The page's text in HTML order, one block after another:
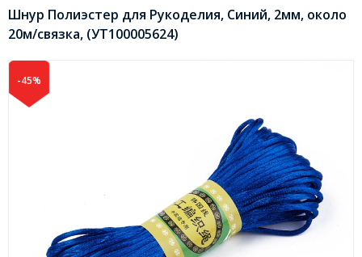
Шнур Полиэстер для Рукоделия, Синий, 2мм, около
20м/связка, (УТ100005624)
-45%